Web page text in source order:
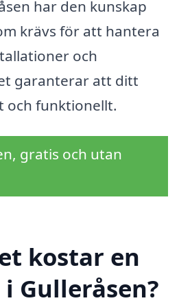
har den kunskap
krävs för att hantera
och
garanterar att ditt
och funktionellt.
gratis och utan
kostar en
Gulleråsen?